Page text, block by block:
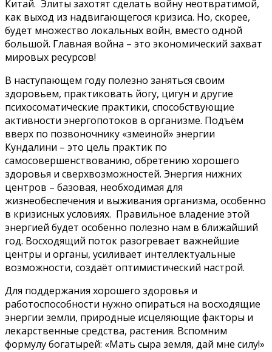
Китай. Элиты захотят сделать войну неотвратимой,
как выход из надвигающегося кризиса. Но, скорее,
будет множество локальных войн, вместо одной
большой. Главная война – это экономический захват
мировых ресурсов!
В наступающем году полезно заняться своим
здоровьем, практиковать йогу, цигун и другие
психосоматические практики, способствующие
активности энергопотоков в организме. Подъём
вверх по позвоночнику «змеиной» энергии
Кундалини – это цель практик по
самосовершенствованию, обретению хорошего
здоровья и сверхвозможностей. Энергия нижних
центров – базовая, необходимая для
жизнеобеспечения и выживания организма, особенно
в кризисных условиях. Правильное владение этой
энергией будет особенно полезно нам в ближайший
год. Восходящий поток разогревает важнейшие
центры и органы, усиливает интеллектуальные
возможности, создаёт оптимистический настрой.
Для поддержания хорошего здоровья и
работоспособности нужно опираться на восходящие
энергии земли, природные исцеляющие факторы и
лекарственные средства, растения. Вспомним
формулу богатырей: «Мать сыра земля, дай мне силу!»